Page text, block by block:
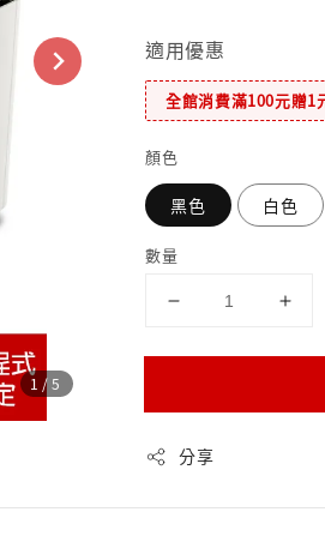
1 /5
適用優惠
全館消費滿100元贈1
顏色
黑色 白色
數量
分享